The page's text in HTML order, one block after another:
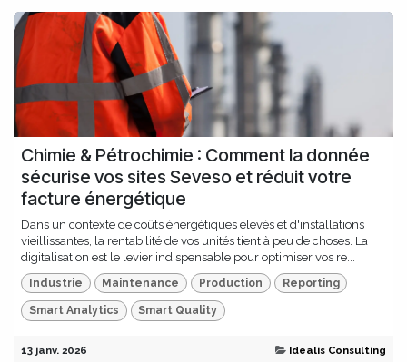
Chimie & Pétrochimie : Comment la donnée
sécurise vos sites Seveso et réduit votre
facture énergétique
Dans un contexte de coûts énergétiques élevés et d'installations
vieillissantes, la rentabilité de vos unités tient à peu de choses. La
digitalisation est le levier indispensable pour optimiser vos re...
Industrie Maintenance Production Reporting
Smart Analytics Smart Quality
13 janv. 2026 Idealis Consulting